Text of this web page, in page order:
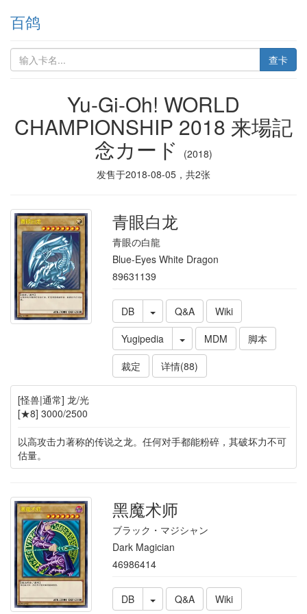
百鸽
查卡
Yu-Gi-Oh! WORLD
CHAMPIONSHIP 2018 来場記
念カード
(2018)
发售于2018-08-05 ，共2张
青眼白龙
青眼の白龍
Blue-Eyes White Dragon
89631139
DB Q&A
Wiki
Yugipedia
MDM
脚本
裁定
详情(88)
[怪兽|通常] 龙/光
[★8] 3000/2500
以高攻击力著称的传说之龙。任何对手都能粉碎，其破坏力不可
估量。
黑魔术师
ブラック・マジシャン
Dark Magician
46986414
DB Q&A Wiki